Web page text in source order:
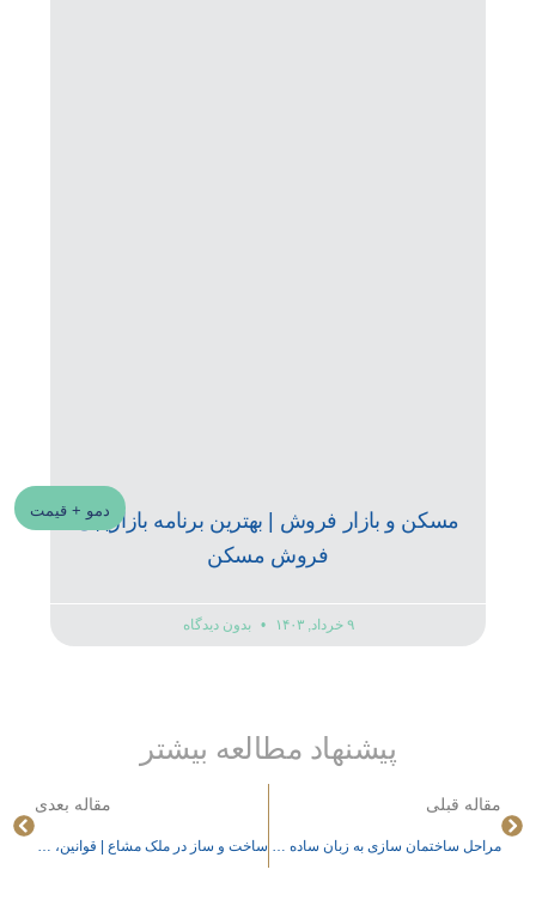
دمو + قیمتمسکن و بازار فروش | بهترین برنامه بازاریابی
فروش مسکن
۹ خرداد, ۱۴۰۳ بدون دیدگاه
پیشنهاد مطالعه بیشتر
مقاله قبلی مقاله بعدی